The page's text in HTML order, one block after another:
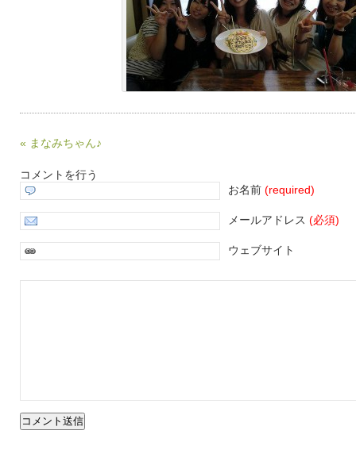
« まなみちゃん♪
コメントを行う
お名前 (required)
メールアドレス (必須)
ウェブサイト